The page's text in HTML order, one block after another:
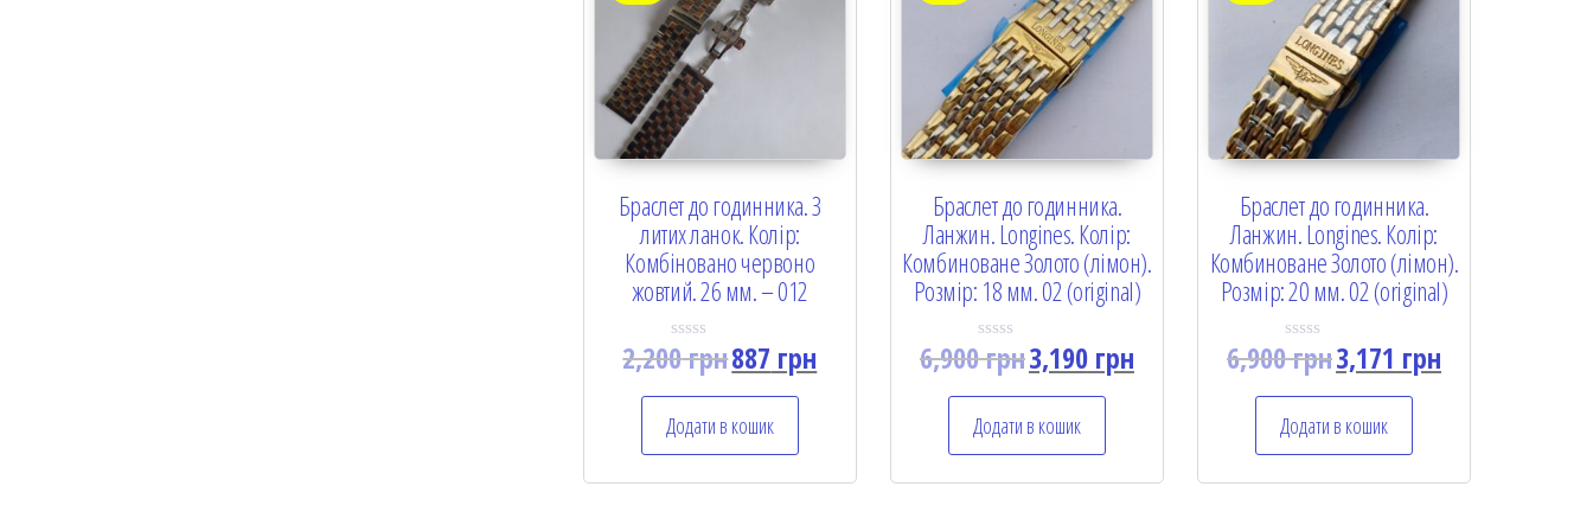
Браслет до годинника. З
литих ланок. Колір:
Комбіновано червоно
жовтий. 26 мм. – 012
R
a
d
0
o
u
2,200грн887 грн
Додати в кошик
Браслет до годинника.
Ланжин. Longines. Колір:
Комбиноване Золото (лімон).
Розмір: 18 мм. 02 (original)
R
a
d
0
o
u
6,900грн3,190грн
Додати в кошик
Браслет до годинника.
Ланжин. Longines. Колір:
Комбиноване Золото (лімон).
Розмір: 20 мм. 02 (original)
R
a
d
0
o
u
6,900грн3,171 грн
Додати в кошик